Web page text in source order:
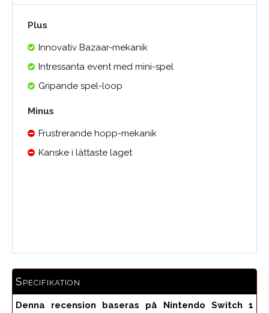
Plus
Innovativ Bazaar-mekanik
Intressanta event med mini-spel
Gripande spel-loop
Minus
Frustrerande hopp-mekanik
Kanske i lättaste laget
Specifikation
Denna recension baseras på Nintendo Switch 1